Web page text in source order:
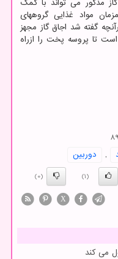
مذکور می تواند با کمک
مواد غذایی گروههای
گفته شد اجاق گاز مجهز
تا پروسه پخت را ازراه
,
دوربین
(1)
(0)
X
می کند